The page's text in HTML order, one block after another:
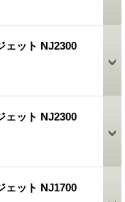
ェット NJ2300
ェット NJ2300
ェット NJ1700